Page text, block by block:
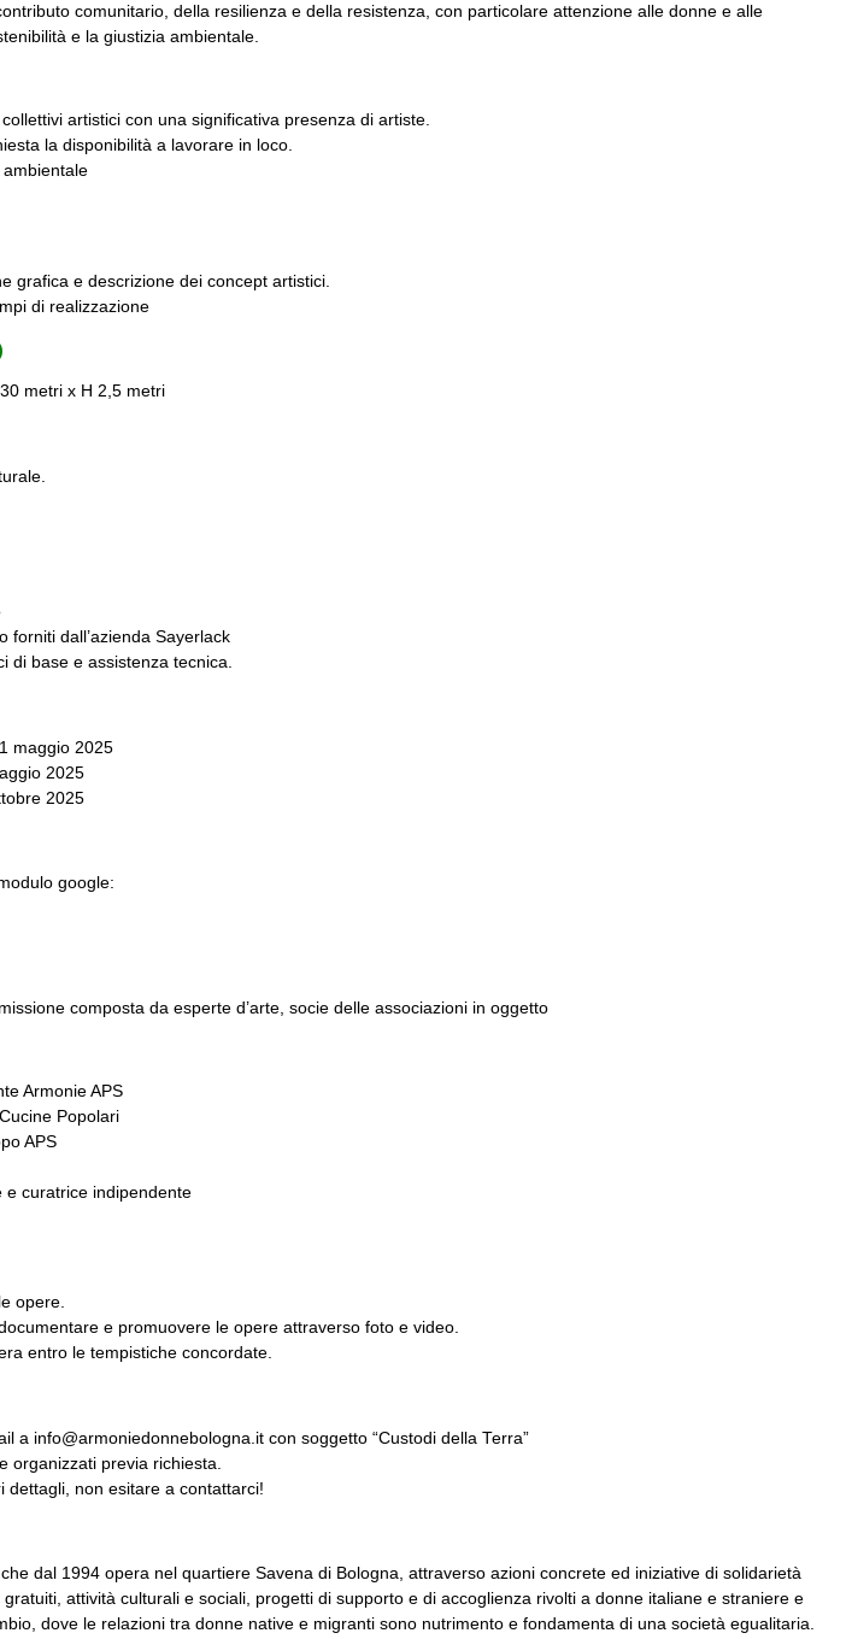
comunitario, della resilienza e della resistenza, con particolare attenzione alle donne e alle
e la giustizia ambientale.
artistici con una significativa presenza di artiste.
la disponibilità a lavorare in loco.
grafica e descrizione dei concept artistici.
di realizzazione
metri x H 2,5 metri
forniti dall’azienda Sayerlack
di base e assistenza tecnica.
maggio 2025
2025
2025
google:
composta da esperte d’arte, socie delle associazioni in oggetto
Armonie APS
Popolari
APS
e curatrice indipendente
opere.
e promuovere le opere attraverso foto e video.
entro le tempistiche concordate.
a info@armoniedonnebologna.it con soggetto “Custodi della Terra”
organizzati previa richiesta.
dettagli, non esitare a contattarci!
dal 1994 opera nel quartiere Savena di Bologna, attraverso azioni concrete ed iniziative di solidarietà
attività culturali e sociali, progetti di supporto e di accoglienza rivolti a donne italiane e straniere e
dove le relazioni tra donne native e migranti sono nutrimento e fondamenta di una società egualitaria.